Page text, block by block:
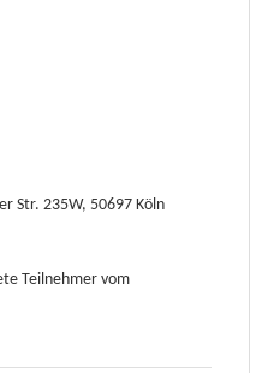
Str. 235W, 50697 Köln
Teilnehmer vom